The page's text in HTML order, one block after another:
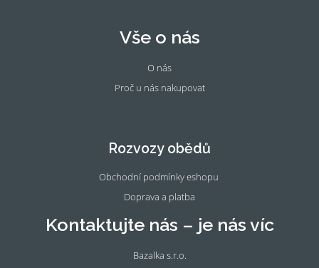
Vše o nás
O nás
Proč u nás nakupovat
k
m
Rozvozy obědů
Obchodní podmínky eshopu
Doprava a platba
Kontaktujte nás – je nás víc
Bazalka s.r.o.